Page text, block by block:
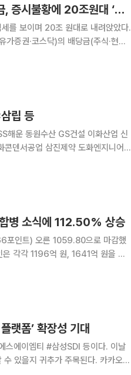
“배당금 1위는? 믿고 있던 삼전” 지난해 배당금, 증시불황에 20조원대 ‘폭삭’
를 보이며 20조 원대로 내려앉았다.
증권·코스닥)의 배당금(주식·현금
립 등
해운 동원수산 GS건설 이화산업 신
덴서공업 삼진제약 도화엔지니어
리금융지주 제일파마홀딩스 동
병 소식에 112.50% 상승
인트) 오른 1059.80으로 마감했
각각 1196억 원, 1641억 원을 팔
랫폼’ 확장성 기대
이엠티 #삼성SDI 등이다. 이날
수 있을지 귀추가 주목된다. 카카오뱅